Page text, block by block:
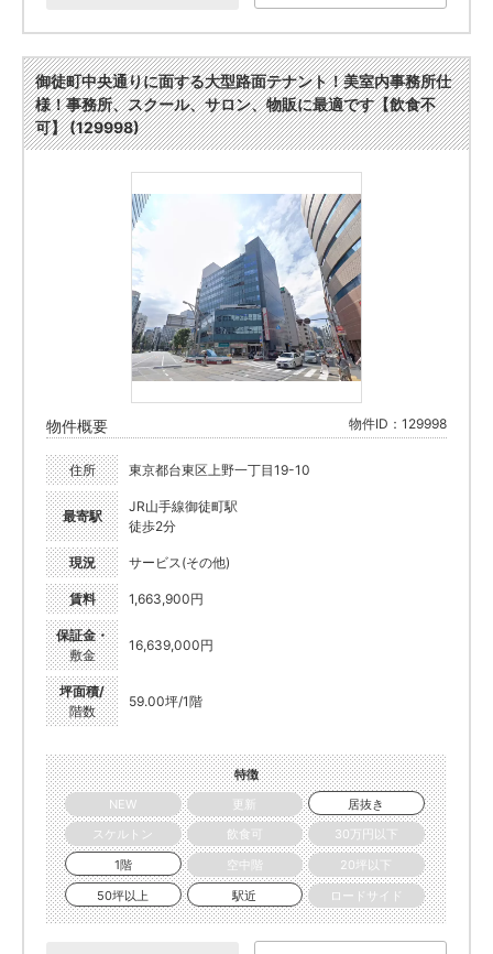
御徒町中央通りに面する大型路面テナント！美室内事務所仕
様！事務所、スクール、サロン、物販に最適です【飲食不
可】 (129998)
物件概要 物件ID：129998
住所 東京都台東区上野一丁目19-10
最寄駅
JR山手線御徒町駅
徒歩2分
現況 サービス(その他)
賃料 1,663,900円
保証金・
敷金
16,639,000円
坪面積/
階数
59.00坪/1階
特徴
NEW
更新
居抜き
スケルトン
飲食可
30万円以下
1階
空中階
20坪以下
50坪以上
駅近 ロードサイド